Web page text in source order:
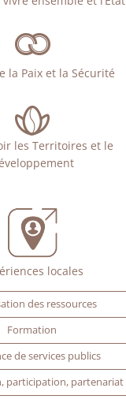
la Paix et la Sécurité
les Territoires et le
locales
des ressources
Formation
de services publics
participation, partenariat